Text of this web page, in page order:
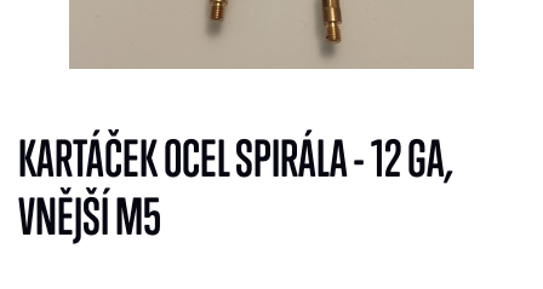
KARTÁČEK OCEL SPIRÁLA - 12 GA,
VNĚJŠÍ M5